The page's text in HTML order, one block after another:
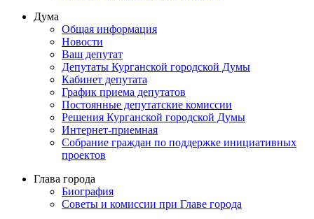
Дума
Общая информация
Новости
Ваш депутат
Депутаты Курганской городской Думы
Кабинет депутата
График приема депутатов
Постоянные депутатские комиссии
Решения Курганской городской Думы
Интернет-приемная
Собрание граждан по поддержке инициативных
проектов
Глава города
Биография
Советы и комиссии при Главе города